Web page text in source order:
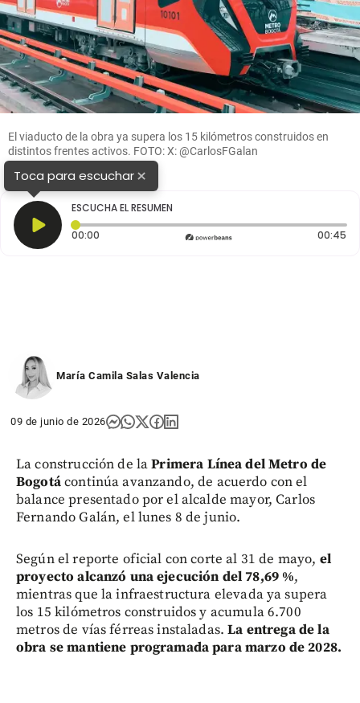
El viaducto de la obra ya supera los 15 kilómetros construidos en
distintos frentes activos. FOTO: X: @CarlosFGalan
Toca para escuchar×
ESCUCHA EL RESUMEN
00:00 Tiempo transcurrido: 0 segundos 00:45
María Camila Salas Valencia
09 de junio de 2026
La construcción de laPrimera Línea del Metro de
Bogotácontinúa avanzando, de acuerdo con el
balance presentado por el alcalde mayor, Carlos
Fernando Galán, el lunes 8 de junio.
Según el reporte oficial con corte al 31 de mayo, el
proyecto alcanzó una ejecución del 78,69 %,
mientras que la infraestructura elevada ya supera
los 15 kilómetros construidos y acumula 6.700
metros de vías férreas instaladas.La entrega de la
obra se mantiene programada para marzo de 2028.